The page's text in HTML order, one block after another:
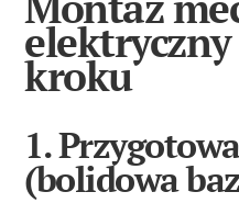
kroku
1.
(bolidowa